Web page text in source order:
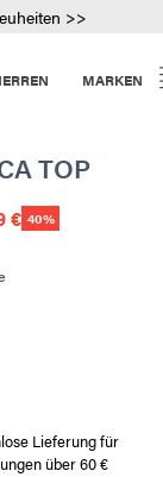
>>
MARKEN
TOP
€ 40%
Lieferung für
über 60 €